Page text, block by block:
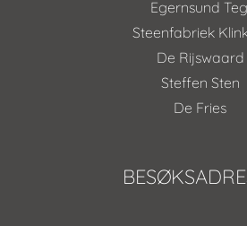
Egernsund
Steenfabriek
De Rijswaard
Steffen Sten
De Fries